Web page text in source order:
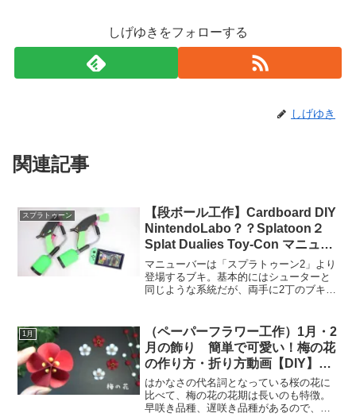
しげゆきをフォローする
しげゆき
関連記事
スプラトゥーン
【段ボール工作】Cardboard DIY
NintendoLabo？？Splatoon２
Splat Dualies Toy-Con マニュー
バーToy Conの作り方動画！
マニューバーは「スプラトゥーン2」より
登場するブキ。基本的にはシューターと
同じような系統だが、両手に2丁のブキを
ティックを入れている方向に「スライ
ド」することが、マニ...
1月
（ペーパーフラワー工作）1月・2
月の飾り 簡単で可愛い！梅の花
の作り方・折り方動画【DIY】
(Paper flower)Easy and cute!
How to make plum blossoms
はかなさの代名詞となっている桜の花に
比べて、梅の花の花期は長いのも特徴。
早咲き品種、遅咲き品種があるので、梅